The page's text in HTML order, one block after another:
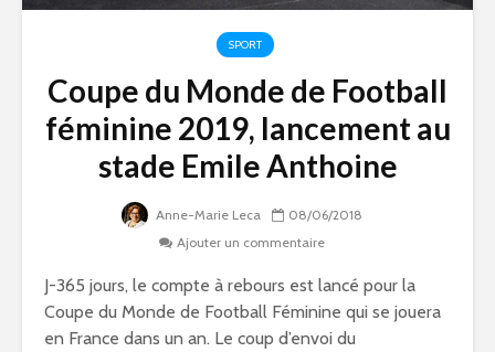
SPORT
Coupe du Monde de Football
féminine 2019, lancement au
stade Emile Anthoine
Anne-Marie Leca
08/06/2018
Ajouter un commentaire
J-365 jours, le compte à rebours est lancé pour la
Coupe du Monde de Football Féminine qui se jouera
en France dans un an. Le coup d’envoi du